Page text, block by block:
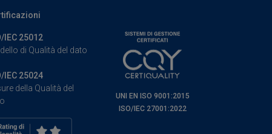
IEC 25012
di Qualità del dato
IEC 25024
della Qualità del
UNI EN ISO 9001:2015
ISO/IEC 27001:2022